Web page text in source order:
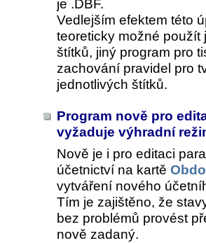
je .DBF.
Vedlejším efektem této
teoreticky možné použít
štítků, jiný program pro
zachování pravidel pro
jednotlivých štítků.
Program nově pro
vyžaduje výhradní
Nově je i pro editaci
účetnictví na kartě
vytváření nového
Tím je zajištěno, že
bez problémů provést
nově zadaný.